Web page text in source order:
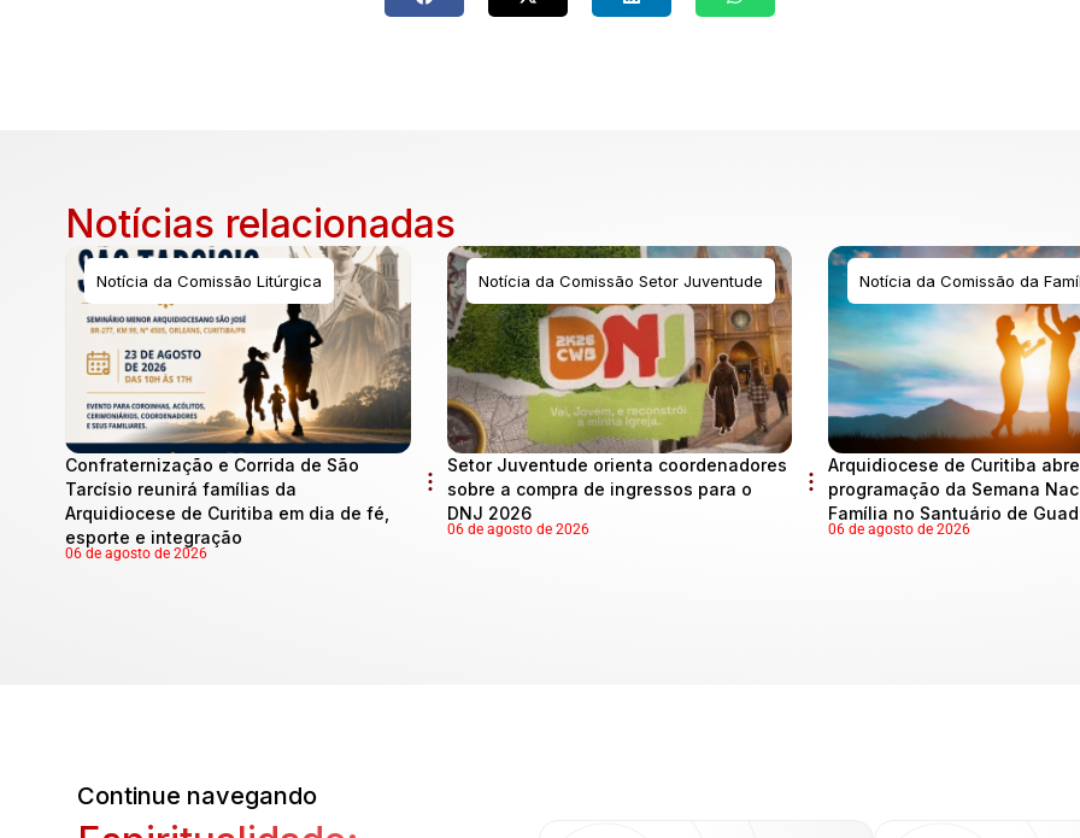
Notícias relacionadas
Notícia da Comissão Litúrgica
Confraternização e Corrida de São
Tarcísio reunirá famílias da
Arquidiocese de Curitiba em dia de fé,
esporte e integração
06 de agosto de 2026
Notícia da Comissão Setor Juventude
Setor Juventude orienta coordenadores
sobre a compra de ingressos para o
DNJ 2026
06 de agosto de 2026
Notícia da Comissão da
Arquidiocese de Curitiba abre
programação da Semana
Família no Santuário de
06 de agosto de 2026
Continue navegando